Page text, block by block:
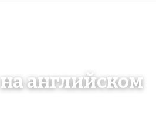
английском